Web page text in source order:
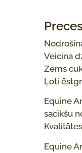
Veicina
Zems
Ļoti
Equine
sacīkšu
Equine